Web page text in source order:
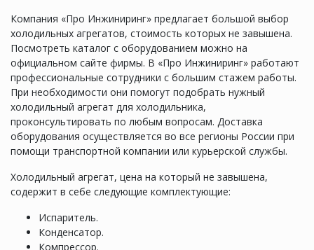
Компания «Про Инжиниринг» предлагает большой выбор
холодильных агрегатов, стоимость которых не завышена.
Посмотреть каталог с оборудованием можно на
официальном сайте фирмы. В «Про Инжиниринг» работают
профессиональные сотрудники с большим стажем работы.
При необходимости они помогут подобрать нужный
холодильный агрегат для холодильника,
проконсультировать по любым вопросам. Доставка
оборудования осуществляется во все регионы России при
помощи транспортной компании или курьерской службы.
Холодильный агрегат, цена на который не завышена,
содержит в себе следующие комплектующие:
Испаритель.
Конденсатор.
Компрессор.